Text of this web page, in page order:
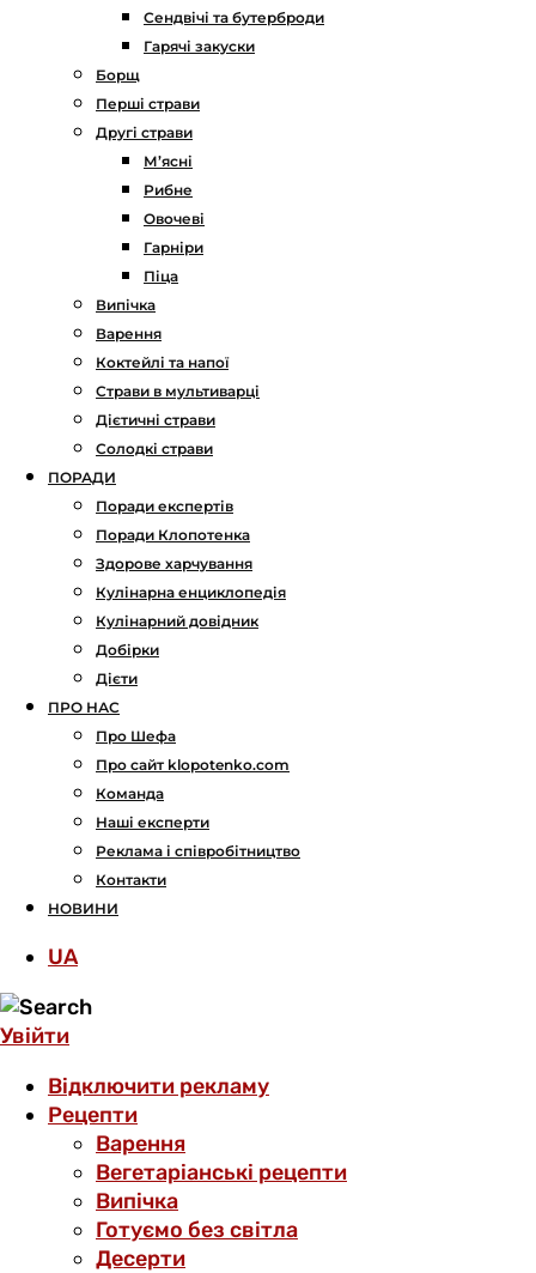
Сендвічі та бутерброди
Гарячі закуски
Борщ
Перші страви
Другі страви
М’ясні
Рибне
Овочеві
Гарніри
Піца
Випічка
Варення
Коктейлі та напої
Страви в мультиварці
Дієтичні страви
Солодкі страви
ПОРАДИ
Поради експертів
Поради Клопотенка
Здорове харчування
Кулінарна енциклопедія
Кулінарний довідник
Добірки
Дієти
ПРО НАС
Про Шефа
Про сайт klopotenko.com
Команда
Наші експерти
Реклама і співробітництво
Контакти
НОВИНИ
UA
Увійти
Відключити рекламу
Рецепти
Варення
Вегетаріанські рецепти
Випічка
Готуємо без світла
Десерти